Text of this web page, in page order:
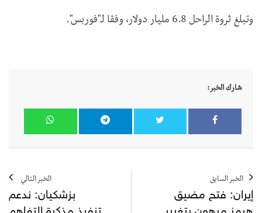
وتبلغ ثروة الراحل 6.8 مليار دولار، وفقا لـ"فوربس".
شارك الخبر:
الخبر السابق
إيران: فتح مضيق
الخبر التالي
بزشكيان: ندعم